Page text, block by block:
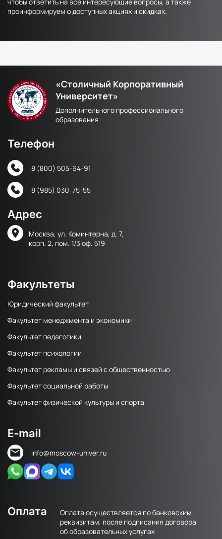
проинформируем о доступных акциях и скидках.
«Столичный Корпоративный
Университет»
Дополнительного профессионального
образования
Телефон
8 (800) 505-64-91
8 (985) 030-75-55
Адрес
Москва, ул. Коминтерна, д. 7,
корп. 2, пом. 1/3 оф. 519
Факультеты
Юридический факультет
Факультет менеджмента и экономики
Факультет педагогики
Факультет психологии
Факультет рекламы и связей с общественностью
Факультет социальной работы
Факультет физической культуры и спорта
E-mail
info@moscow-univer.ru
Оплата
Оплата осуществляется по банковским
реквизитам, после подписания договора
об образовательных услугах